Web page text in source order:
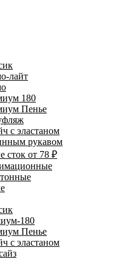
лайт
180
Пенье
с эластаном
рукавом
сток от 78 ₽
180
Пенье
с эластаном